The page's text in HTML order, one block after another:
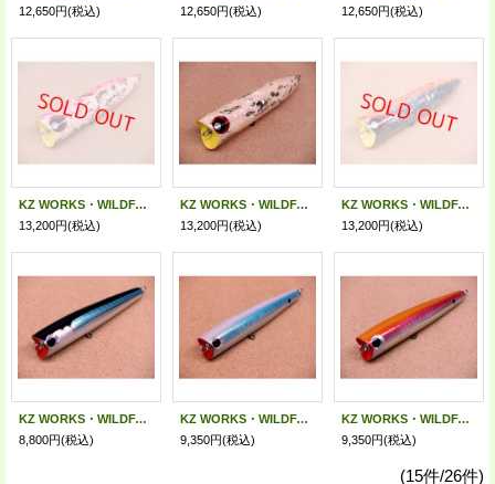
12,650円(税込)
12,650円(税込)
12,650円(税込)
KZ WORKS・WILDFANG 150 ABALONE/ホワイト ピンクバック＆ベリー
13,200円(税込)
KZ WORKS・WILDFANG 150 ABALONE/ホワイトオレンジベリー
13,200円(税込)
KZ WORKS・WILDFANG 150 ABALONE/ブラック オレンジバック＆ベリー
13,200円(税込)
KZ WORKS・WILDFANG 80 SLIM/サンマ改 アルミ仕様
8,800円(税込)
KZ WORKS・WILDFANG 80 SLIM/パールバックブルー ホログラム仕様
9,350円(税込)
KZ WORKS・WILDFANG 80 SLIM/アトラクティブオレンジ ホログラム仕様
9,350円(税込)
(15件/26件)